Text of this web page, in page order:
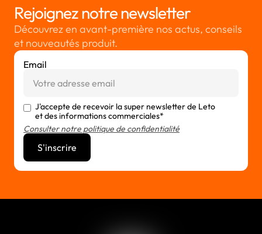
Rejoignez notre newsletter
Découvrez en avant-première nos actus, conseils
et nouveautés produit.
Email
J'accepte de recevoir la super newsletter de Leto
et des informations commerciales*
Consulter notre politique de confidentialité